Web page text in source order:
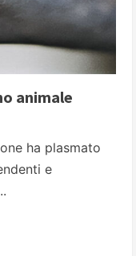
animale
ha plasmato
e